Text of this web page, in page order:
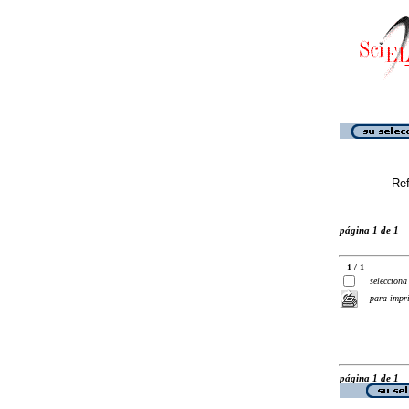
página 1 de 1
1 / 1
selecciona
para
página 1 de 1